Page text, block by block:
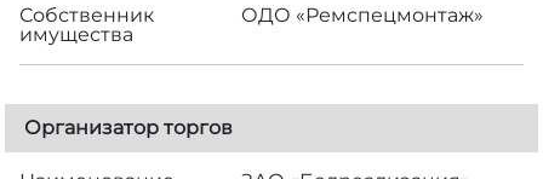
Собственник
имущества
ОДО «Ремспецмонтаж»
Организатор торгов